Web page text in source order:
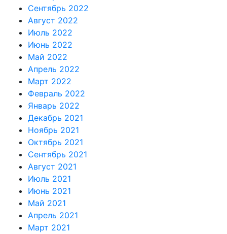
Сентябрь 2022
Август 2022
Июль 2022
Июнь 2022
Май 2022
Апрель 2022
Март 2022
Февраль 2022
Январь 2022
Декабрь 2021
Ноябрь 2021
Октябрь 2021
Сентябрь 2021
Август 2021
Июль 2021
Июнь 2021
Май 2021
Апрель 2021
Март 2021